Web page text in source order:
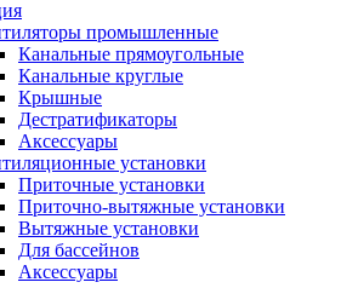
промышленные
Канальные прямоугольные
Канальные круглые
Крышные
Дестратификаторы
Аксессуары
установки
Приточные установки
Приточно-вытяжные установки
Вытяжные установки
Для бассейнов
Аксессуары